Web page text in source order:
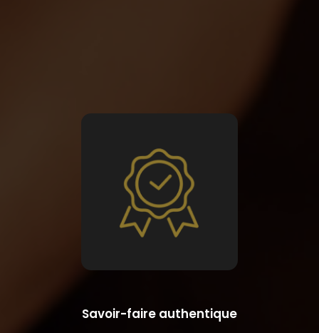
Savoir-faire authentique